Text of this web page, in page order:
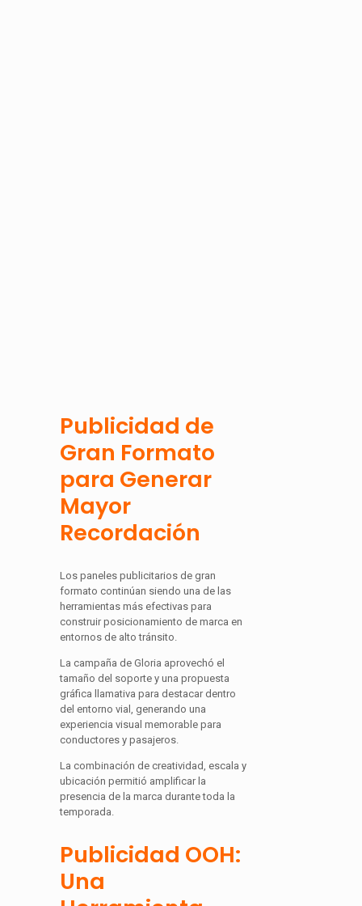
Publicidad de
Gran Formato
para Generar
Mayor
Recordación
Los paneles publicitarios de gran
formato continúan siendo una de las
herramientas más efectivas para
construir posicionamiento de marca en
entornos de alto tránsito.
La campaña de Gloria aprovechó el
tamaño del soporte y una propuesta
gráfica llamativa para destacar dentro
del entorno vial, generando una
experiencia visual memorable para
conductores y pasajeros.
La combinación de creatividad, escala y
ubicación permitió amplificar la
presencia de la marca durante toda la
temporada.
Publicidad OOH:
Una